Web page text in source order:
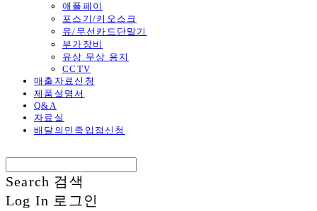
애플페이
포스기/키오스크
유/무선카드단말기
부가장비
유상 무상 용지
CCTV
매출자료신청
제품설명서
Q&A
자료실
배달의민족입점신청
Search 검색
Log In 로그인